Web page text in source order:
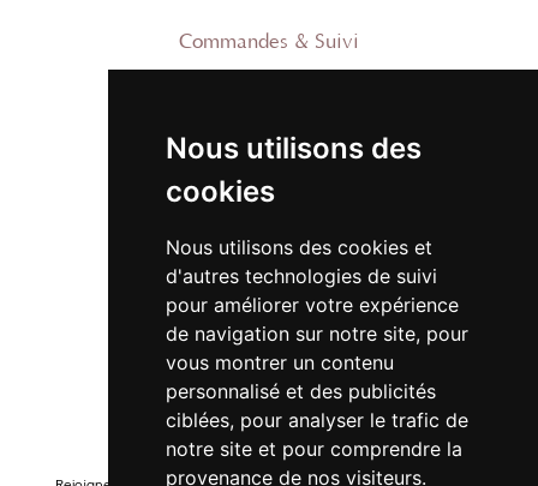
Nous utilisons des
cookies
Nous utilisons des cookies et
d'autres technologies de suivi
pour améliorer votre expérience
de navigation sur notre site, pour
vous montrer un contenu
personnalisé et des publicités
ciblées, pour analyser le trafic de
notre site et pour comprendre la
provenance de nos visiteurs.
Commandes & Suivi
Suivre ma commande
Nouveautés
Promo Femme
Promo Homme
Promo Enfant
Newsletter